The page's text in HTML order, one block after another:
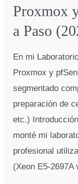
Proxmox
a Paso
En mi
Proxmox y
segmentado
preparación de
etc.)
monté mi
profesional
(Xeon E5-2697A